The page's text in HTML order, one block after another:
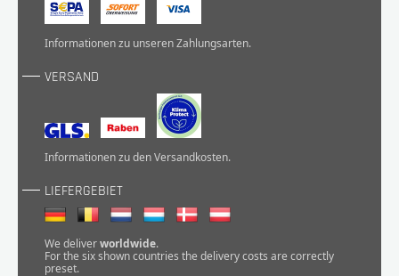
Informationen zu unserenZahlungsarten.
VERSAND
Informationen zu denVersandkosten.
LIEFERGEBIET
We deliverworldwide.
For the six shown countries the delivery costs are correctly
preset.